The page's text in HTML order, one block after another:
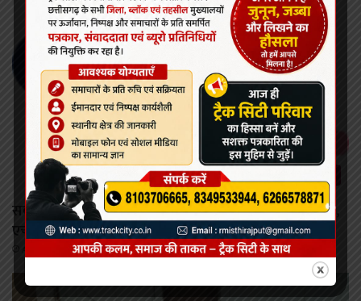
सर्वाइकल कैंसर से बचाव की दिशा में छत्तीसगढ़ की बड़ी छलांग,
एचपीवी टीकाकरण अभियान को मिल रहा व्यापक जनसमर्थन
August 8, 2026